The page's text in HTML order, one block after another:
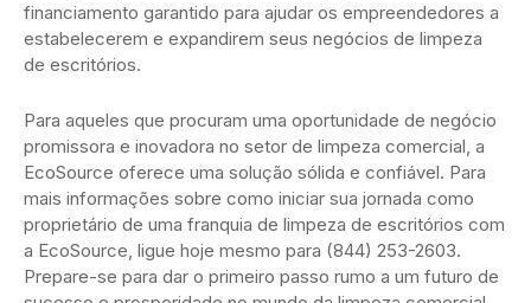
financiamento garantido para ajudar os empreendedores a
estabelecerem e expandirem seus negócios de limpeza
de escritórios.
Para aqueles que procuram uma oportunidade de negócio
promissora e inovadora no setor de limpeza comercial, a
EcoSource oferece uma solução sólida e confiável. Para
mais informações sobre como iniciar sua jornada como
proprietário de uma franquia de limpeza de escritórios com
a EcoSource, ligue hoje mesmo para (844) 253-2603.
Prepare-se para dar o primeiro passo rumo a um futuro de